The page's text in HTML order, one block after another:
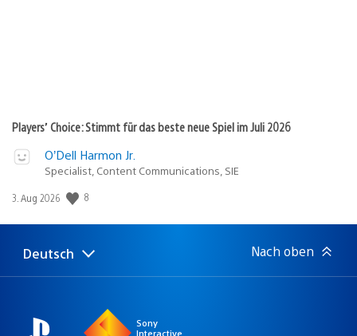
Players’ Choice: Stimmt für das beste neue Spiel im Juli 2026
O’Dell Harmon Jr.
Specialist, Content Communications, SIE
Veröffentlichungsdatum:
3. Aug 2026 8
Select
a
Aktuelle
Region:
Deutsch Nach oben
Sony
Interactive